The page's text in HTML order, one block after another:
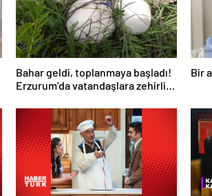
Bahar geldi, toplanmaya başladı!
Erzurum’da vatandaşlara zehirli
Bir